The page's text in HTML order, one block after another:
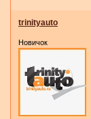
trinityauto
Новичок